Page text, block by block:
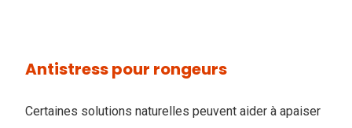
Antistress pour rongeurs
Certaines solutions naturelles peuvent aider à apaiser